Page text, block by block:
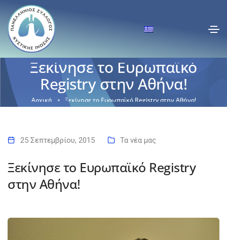
Ξεκίνησε το Ευρωπαϊκό
Registry στην Αθήνα!
Αρχική Ξεκίνησε το Ευρωπαϊκό Registry στην Αθήνα!
25 Σεπτεμβρίου, 2015 Τα νέα μας
Ξεκίνησε το Ευρωπαϊκό Registry
στην Αθήνα!